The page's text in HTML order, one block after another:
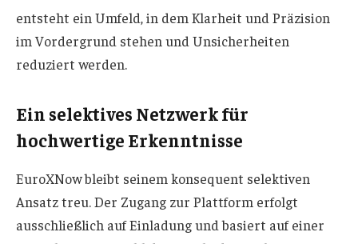
entsteht ein Umfeld, in dem Klarheit und Präzision
im Vordergrund stehen und Unsicherheiten
reduziert werden.
Ein selektives Netzwerk für
hochwertige Erkenntnisse
EuroXNow bleibt seinem konsequent selektiven
Ansatz treu. Der Zugang zur Plattform erfolgt
ausschließlich auf Einladung und basiert auf einer